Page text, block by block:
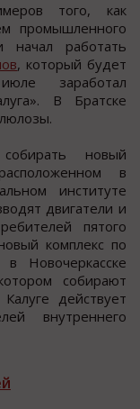
того, как
промышленного
начал работать
, который будет
заработал
В Братске
новый
в
институте
двигатели и
пятого
комплекс по
Новочеркасске
собирают
действует
внутреннего